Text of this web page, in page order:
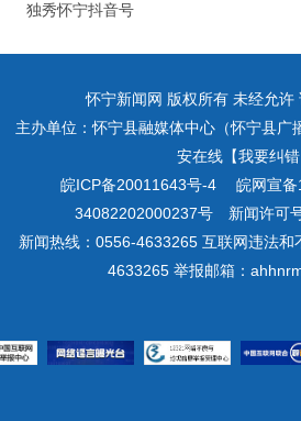
独秀怀宁抖音号
怀宁新闻网 版权所有 未经允许
主办单位：怀宁县融媒体中心（怀宁县
安在线【我要纠错
皖ICP备20011643号-4皖网宣备
34082202000237号 新闻许可
新闻热线：0556-4633265 互联网违法和
4633265 举报邮箱：